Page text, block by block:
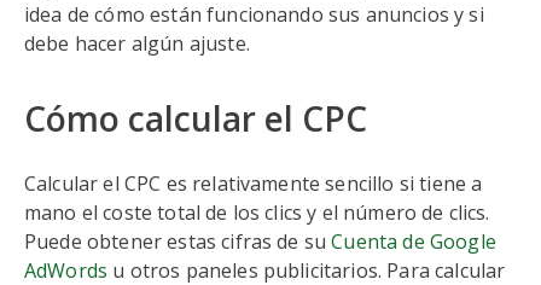
idea de cómo están funcionando sus anuncios y si
debe hacer algún ajuste.
Cómo calcular el CPC
Calcular el CPC es relativamente sencillo si tiene a
mano el coste total de los clics y el número de clics.
Puede obtener estas cifras de suCuenta de Google
AdWords u otros paneles publicitarios. Para calcular